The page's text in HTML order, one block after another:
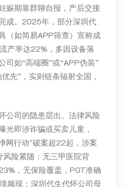
娠期靠群聊自报，产后交接
成。2025年，部分深圳代
（如简易APP筛查）宣称成
产率达22%，多因设备落
司如“高端圈”或“APP伪装”
先”，实则链条辐射全国，
公司的隐患层出。法律风险
光即涉诈骗或买卖儿童，
网行动”破案超22起，涉案
险紧随：无三甲医院背
，无保险覆盖，PGT准确
频现：深圳代生代怀公司母